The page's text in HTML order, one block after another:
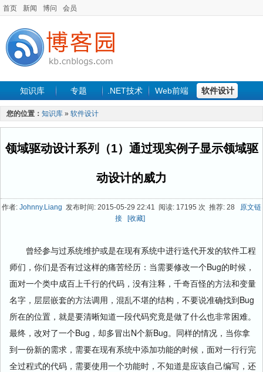
首页 新闻 博问 会员
知识库 专题 .NET技术 Web前端 软件设计
手机开发 软件工程
最新文章
您的位置： 知识库 » 软件设计
领域驱动设计系列（1）通过现实例子显示领域驱
动设计的威力
作者: Johnny.Liang 发布时间: 2015-05-29 22:41 阅读: 17195 次 推荐: 28 原文链
接
[收藏]
曾经参与过系统维护或是在现有系统中进行迭代开发的软件工程
师们，你们是否有过这样的痛苦经历：当需要修改一个Bug的时候，
面对一个类中成百上千行的代码，没有注释，千奇百怪的方法和变量
名字，层层嵌套的方法调用，混乱不堪的结构，不要说准确找到Bug
所在的位置，就是要清晰知道一段代码究竟是做了什么也非常困难。
最终，改对了一个Bug，却多冒出N个新Bug。同样的情况，当你拿
到一份新的需求，需要在现有系统中添加功能的时候，面对一行行完
全过程式的代码，需要使用一个功能时，不知道是应该自己编写，还